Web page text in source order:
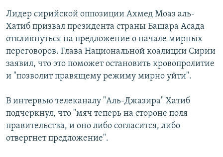
Лидер сирийской оппозиции Ахмед Моаз аль-
Хатиб призвал президента страны Башара Асада
откликнуться на предложение о начале мирных
переговоров. Глава Национальной коалиции Сирии
заявил, что это поможет остановить кровопролитие
и "позволит правящему режиму мирно уйти".
В интервью телеканалу "Аль-Джазира" Хатиб
подчеркнул, что "мяч теперь на стороне поля
правительства, и оно либо согласится, либо
отвергнет предложение".